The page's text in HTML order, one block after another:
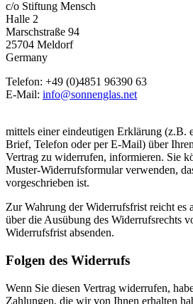
c/o Stiftung Mensch
Halle 2
Marschstraße 94
25704 Meldorf
Germany
Telefon: +49 (0)4851 96390 63
E-Mail: info@sonnenglas.net
mittels einer eindeutigen Erklärung (z.B.
Brief, Telefon oder per E-Mail) über
Vertrag zu widerrufen, informieren. Sie
Muster-Widerrufsformular verwenden,
vorgeschrieben ist.
Zur Wahrung der Widerrufsfrist reicht es
über die Ausübung des Widerrufsrechts
Widerrufsfrist absenden.
Folgen des Widerrufs
Wenn Sie diesen Vertrag widerrufen,
Zahlungen, die wir von Ihnen erhalten